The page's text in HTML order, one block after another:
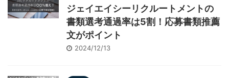
ジェイエイシーリクルートメントの
書類選考通過率は5割！応募書類推薦
文がポイント
2024/12/13